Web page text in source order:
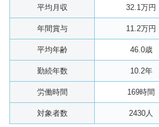
平均月収 32.1万円
年間賞与 11.2万円
平均年齢 46.0歳
勤続年数 10.2年
労働時間 169時間
対象者数 2430人